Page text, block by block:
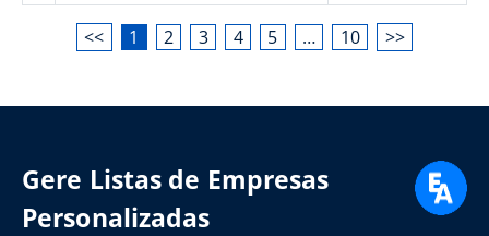
<< 1 2 3 4 5 … 10 >>
Gere Listas de Empresas
Personalizadas